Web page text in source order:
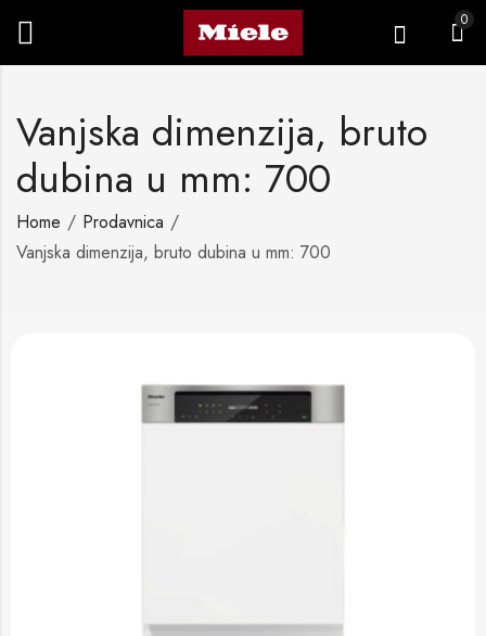
0
Vanjska dimenzija, bruto
dubina u mm: 700
Home
Prodavnica
Vanjska dimenzija, bruto dubina u mm: 700